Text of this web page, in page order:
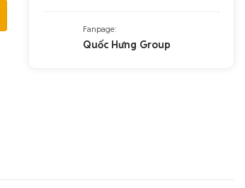
Fanpage:
Quốc Hưng Group